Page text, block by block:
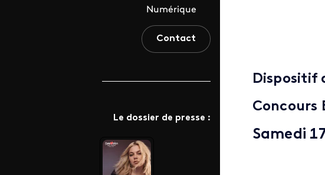
Numérique
Contact
Le dossier de presse :
Dispositif
Concours
Samedi